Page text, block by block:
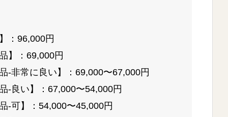
：96,000円
】：69,000円
-非常に良い】：69,000〜67,000円
-良い】：67,000〜54,000円
-可】：54,000〜45,000円